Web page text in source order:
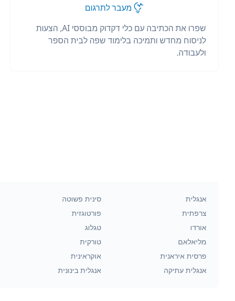
מעבר לתרגום
שפרו את הכתיבה עם כלי דקדוק מבוססי AI, הצעות
לניסוח מחדש ותמיכה בלימוד שפה לבית הספר
ולעבודה.
אנגלית סינית פשוטה
צרפתית
פורטוגזית
אורדו
טגלוג
מליאלאם
טורקית
פרסית איראנית
אוקראינית
אנגלית עתיקה
אנגלית בינונית